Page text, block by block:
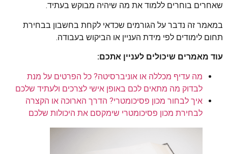
שאחרים בוחרים ללמוד את מה שיהיה מבוקש בעתיד.
במאמר זה נדבר על הגורמים שכדאי לקחת בחשבון בבחירת
תחום לימודים לפי מידת העניין או הביקוש בעבודה.
עוד מאמרים שיכולים לעניין אתכם:
מה עדיף מכללה או אוניברסיטה? כל הפרטים על מנת
לבדוק מה מתאים לכם באופן אישי לצרכים ולעתיד שלכם
איך לבחור מכון פסיכומטרי? הדרך הארוכה או הקצרה
לבחירת מכון פסיכומטרי שימקסם את היכולות שלכם